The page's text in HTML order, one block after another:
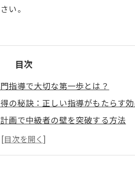
い。
目次
指導で大切な第一歩とは？
の秘訣：正しい指導がもたらす
画で中級者の壁を突破する方法
ロへの道を切り拓く理由
ップ：専門指導で夢を現実に